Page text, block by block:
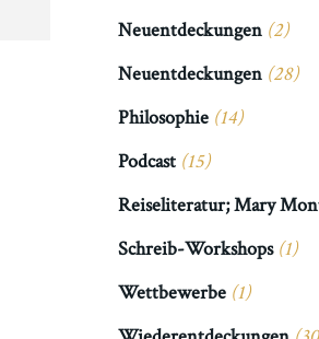
Neuentdeckungen (2)
Neuentdeckungen (28)
Philosophie (14)
Podcast (15)
Reiseliteratur; Mary
Schreib-Workshops(1)
Wettbewerbe (1)